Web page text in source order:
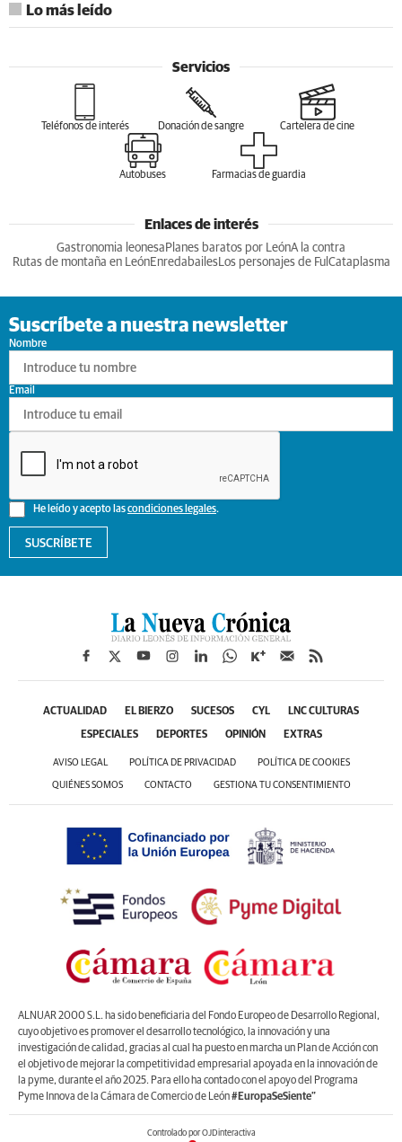
Lo más leído
Servicios
Teléfonos de interés Donación de sangre Cartelera de cine
Autobuses Farmacias de guardia
Enlaces de interés
Gastronomia leonesa Planes baratos por LeónA la contra
Rutas de montaña en LeónEnredabailesLos personajes de Ful Cataplasma
Suscríbete a nuestra newsletter
Nombre
He leído y acepto lascondiciones legales.
Email
SUSCRÍBETE
ACTUALIDAD EL BIERZO SUCESOS CYL LNC CULTURAS
ESPECIALES DEPORTES OPINIÓN EXTRAS
AVISO LEGAL POLÍTICA DE PRIVACIDAD POLÍTICA DE COOKIES
QUIÉNES SOMOS CONTACTO GESTIONA TU CONSENTIMIENTO
ALNUAR 2000 S.L. ha sido beneficiaria del Fondo Europeo de Desarrollo Regional,
cuyo objetivo es promover el desarrollo tecnológico, la innovación y una
investigación de calidad, gracias al cual ha puesto en marcha un Plan de Acción con
el objetivo de mejorar la competitividad empresarial apoyada en la innovación de
la pyme, durante el año 2025. Para ello ha contado con el apoyo del Programa
Pyme Innova de la Cámara de Comercio de León#EuropaSeSiente”
Controlado por OJDinteractiva